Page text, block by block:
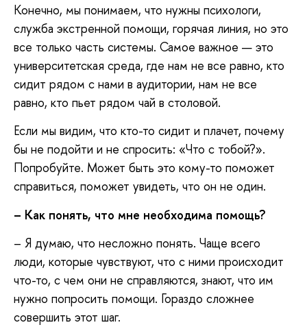
Конечно, мы понимаем, что нужны психологи,
служба экстренной помощи, горячая линия, но это
все только часть системы. Самое важное — это
университетская среда, где нам не все равно, кто
сидит рядом с нами в аудитории, нам не все
равно, кто пьет рядом чай в столовой.
Если мы видим, что кто-то сидит и плачет, почему
бы не подойти и не спросить: «Что с тобой?».
Попробуйте. Может быть это кому-то поможет
справиться, поможет увидеть, что он не один.
– Как понять, что мне необходима помощь?
– Я думаю, что несложно понять. Чаще всего
люди, которые чувствуют, что с ними происходит
что-то, с чем они не справляются, знают, что им
нужно попросить помощи. Гораздо сложнее
совершить этот шаг.